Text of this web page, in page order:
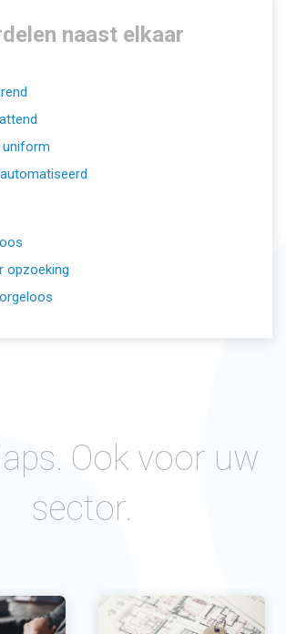
naast elkaar
uniform
opzoeking
Ook voor uw
sector.